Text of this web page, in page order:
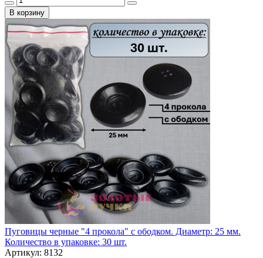
В корзину
Пуговицы черные "4 прокола" с ободком. Диаметр: 25 мм.
Количество в упаковке: 30 шт.
Артикул: 8132